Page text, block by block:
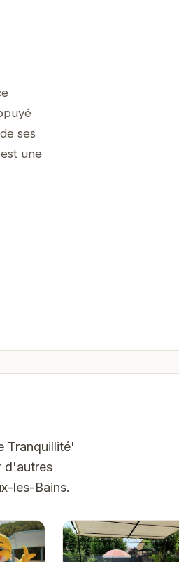
ses
une
Tranquillité'
d'autres
les-Bains.